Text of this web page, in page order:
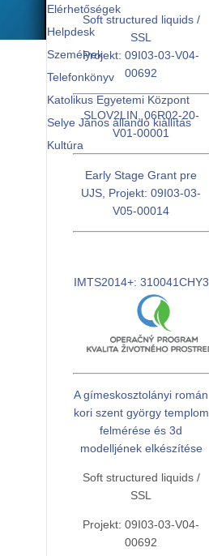
Elérhetőségek
Helpdesk
Személyek
Telefonkönyv
Katolikus Egyetemi Központ
Selye János állandó kiállítás
Kultúra
Soft structured liquids /
SSL
Projekt: 09I03-03-V04-
00692
SLOV2LIN, 06R02-20-
V01-00001
Early Stage Grant pre
UJS, Projekt: 09I03-03-
V05-00014
IMTS2014+: 310041CHY3
A gímeskosztolányi román
kori szent györgy templom
felmérése és 3d
modelljének elkészítése
Soft structured liquids /
SSL
Projekt: 09I03-03-V04-
00692